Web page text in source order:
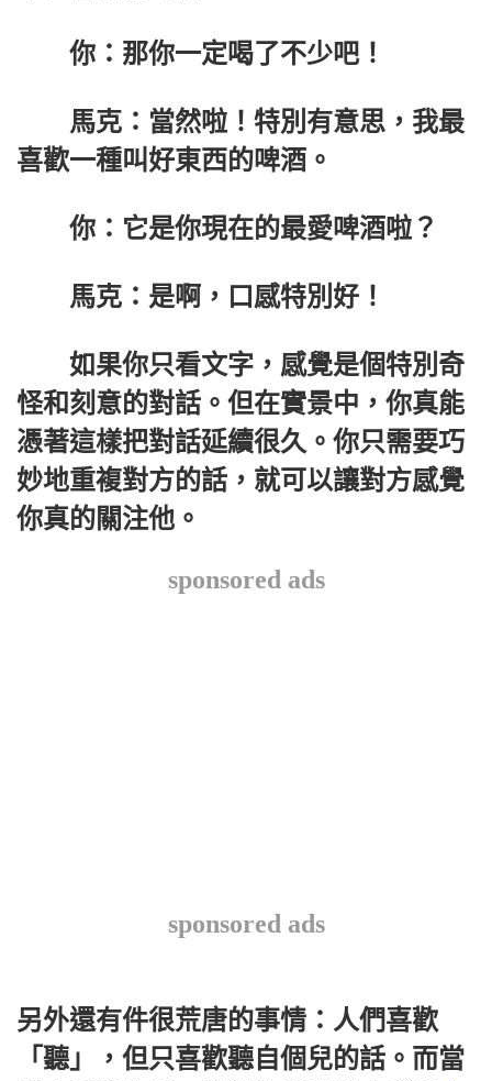
你：那你一定喝了不少吧！
馬克：當然啦！特別有意思，我最
喜歡一種叫好東西的啤酒。
你：它是你現在的最愛啤酒啦？
馬克：是啊，口感特別好！
如果你只看文字，感覺是個特別奇
怪和刻意的對話。但在實景中，你真能
憑著這樣把對話延續很久。你只需要巧
妙地重複對方的話，就可以讓對方感覺
你真的關注他。
sponsored ads
sponsored ads
另外還有件很荒唐的事情：人們喜歡
「聽」，但只喜歡聽自個兒的話。而當